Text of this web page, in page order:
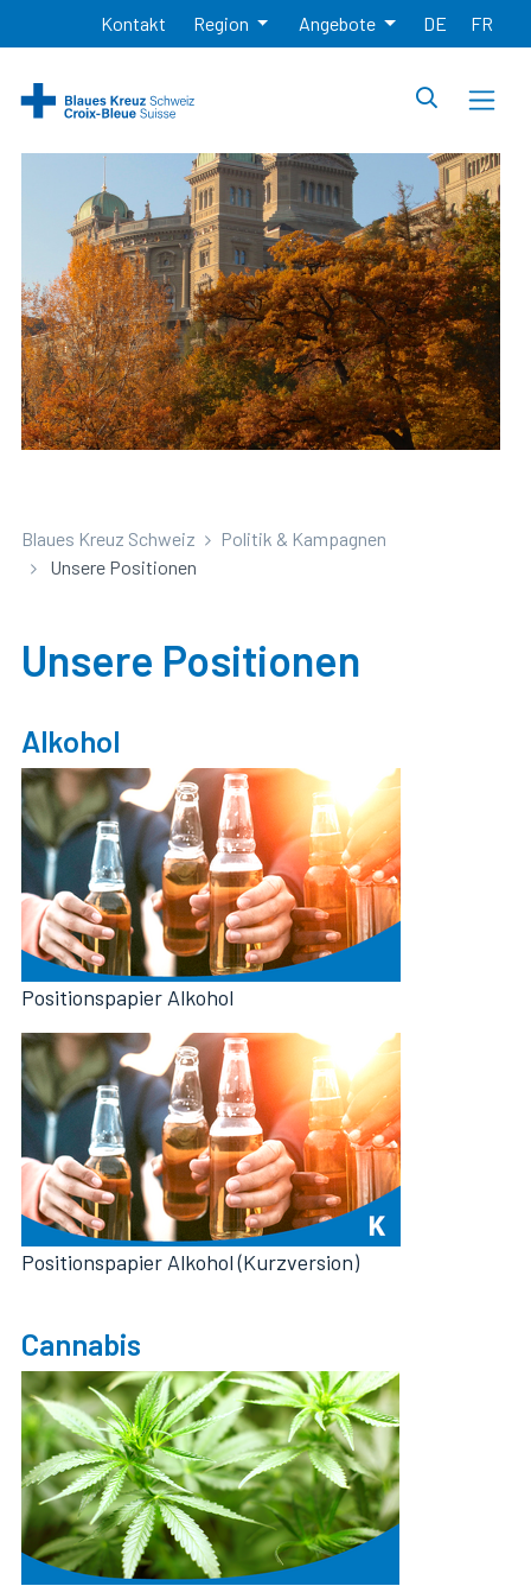
Kontakt Region Angebote DE FR
Blaues Kreuz Schweiz
Politik & Kampagnen
Unsere Positionen
Unsere Positionen
Alkohol
Positionspapier Alkohol
Positionspapier Alkohol (Kurzversion)
Cannabis